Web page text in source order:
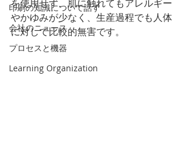
印刷の知識について話す
会社のニュース
プロセスと機器
Learning Organization
を使用せず、肌に触れてもアレルギー
やかゆみが少なく、生産過程でも人体
に対して比較的無害です。